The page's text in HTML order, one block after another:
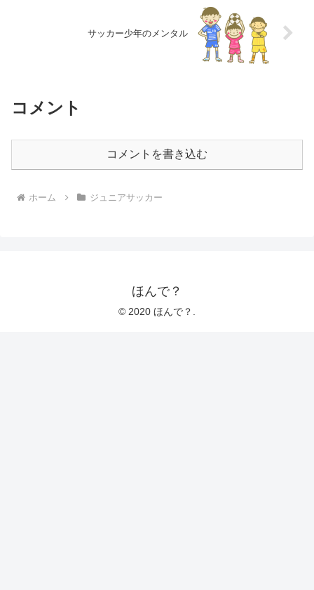
サッカー少年のメンタル
コメント
コメントを書き込む
ホーム ジュニアサッカー
ほんで？
© 2020 ほんで？.